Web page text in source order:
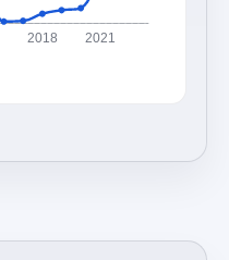
2018 2021